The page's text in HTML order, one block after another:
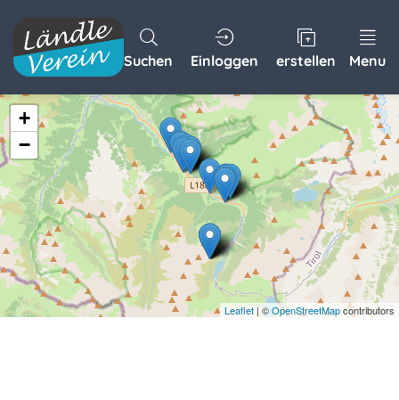
Suchen Einloggen erstellen Menu
+
−
Leaflet | ©OpenStreetMapcontributors